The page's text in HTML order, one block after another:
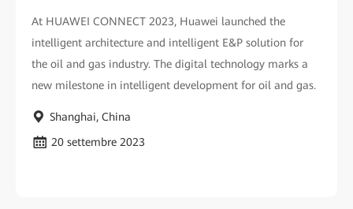
At HUAWEI CONNECT 2023, Huawei launched the
intelligent architecture and intelligent E&P solution for
the oil and gas industry. The digital technology marks a
new milestone in intelligent development for oil and gas.
Shanghai, China
20 settembre 2023